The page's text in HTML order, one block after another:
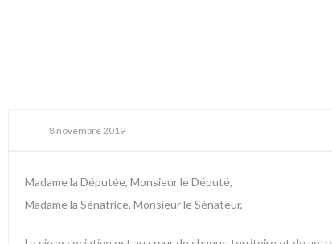
8 novembre 2019
Madame la Députée, Monsieur le Député,
Madame la Sénatrice, Monsieur le Sénateur,